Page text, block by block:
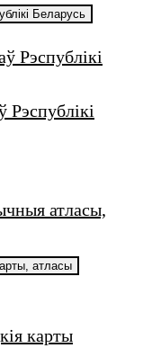
Беларусь
Рэспублікі
атласы,
атласы
карты